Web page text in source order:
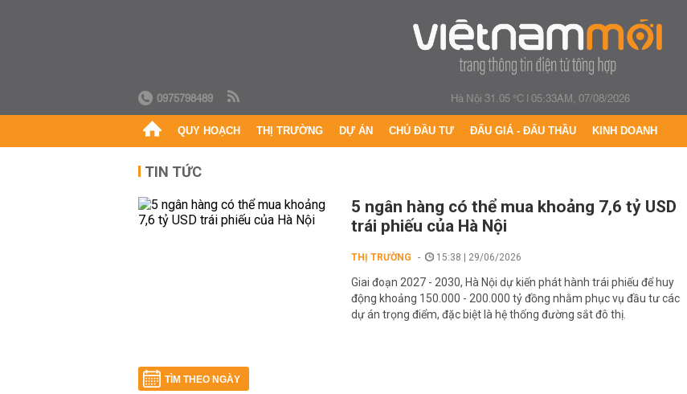
0975798489 Hà Nội 31.05 °C|05:33AM, 07/08/2026
QUY HOẠCH THỊ TRƯỜNG DỰ ÁN CHỦ ĐẦU TƯ ĐẤU GIÁ - ĐẤU THẦU KINH DOANH
TIN TỨC
5 ngân hàng có thể mua khoảng 7,6 tỷ USD
trái phiếu của Hà Nội
THỊ TRƯỜNG 15:38 | 29/06/2026
Giai đoạn 2027 - 2030, Hà Nội dự kiến phát hành trái phiếu để huy
động khoảng 150.000 - 200.000 tỷ đồng nhằm phục vụ đầu tư các
dự án trọng điểm, đặc biệt là hệ thống đường sắt đô thị.
TÌM THEO NGÀY